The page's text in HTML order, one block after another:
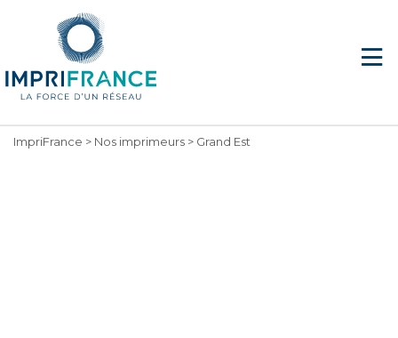
ImpriFrance > Nos imprimeurs > Grand Est